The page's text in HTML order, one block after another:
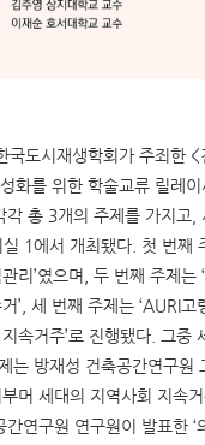
국도시재생학회가 주죄한
화를 위한 학술교류 릴레
각 총 3개의 주제를 가지고,
1에서 개최됐다. 첫 번째
리’였으며, 두 번째 주제는
’, 세 번째 주제는 ‘AURI고
속거주’로 진행됐다. 그중
는 방재성 건축공간연구원
부머 세대의 지역사회 지속
간연구원 연구원이 발표한